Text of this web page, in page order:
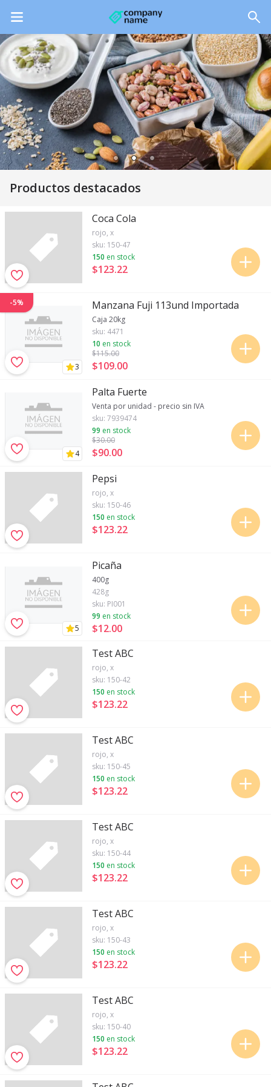
Productos destacados
Coca Cola
rojo, x
sku: 150-47
150 en stock
$123.22
3
-5% Manzana Fuji 113und Importada
Caja 20kg
sku: 4471
10 en stock
$115.00
$109.00
4
Palta Fuerte
Venta por unidad - precio sin IVA
sku: 7939474
99 en stock
$30.00
$90.00
Pepsi
rojo, x
sku: 150-46
150 en stock
$123.22
5
Picaña
400g
428g
sku: PI001
99 en stock
$12.00
Test ABC
rojo, x
sku: 150-42
150 en stock
$123.22
Test ABC
rojo, x
sku: 150-45
150 en stock
$123.22
Test ABC
rojo, x
sku: 150-44
150 en stock
$123.22
Test ABC
rojo, x
sku: 150-43
150 en stock
$123.22
Test ABC
rojo, x
sku: 150-40
150 en stock
$123.22